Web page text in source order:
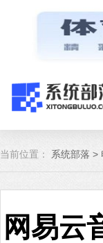
当前位置： 系统部落 >
网易云